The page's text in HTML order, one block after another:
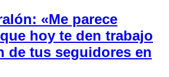
«Me parece
hoy te den trabajo
de tus seguidores en